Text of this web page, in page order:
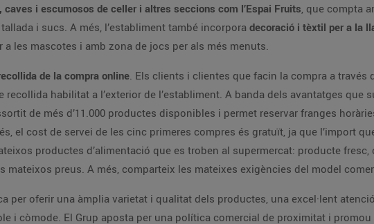
i escumosos de celler i altres seccions com l’Espai Fruits, que compta
i sucs. A més, l’establiment també incorpora decoració i tèxtil per a la
les mascotes i amb zona de jocs per als més menuts.
de la compra online. Els clients i clientes que facin la compra a través
habilitat a l’exterior de l’establiment. A banda dels avantatges que
de més d’11.000 productes disponibles i permet reservar franges
el cost de servei de les cinc primeres compres és gratuït, ja que l’import
productes d’alimentació que es troben al supermercat: producte fresc,
preus. A més, comparteix les mateixes exigències del model
per oferir una àmplia varietat i qualitat dels productes, una excel·lent
i còmode. El Grup aposta per una política comercial de proximitat i